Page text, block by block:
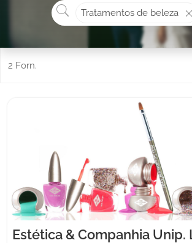
O que
Tratamentos de beleza
2 Forn.
Estética & Companhia Unip.